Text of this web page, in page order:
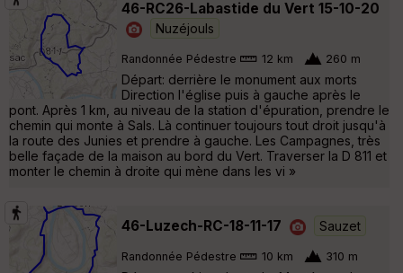
46-RC26-Labastide du Vert 15-10-20
Nuzéjouls
Randonnée Pédestre 12 km 260 m
Départ: derrière le monument aux morts
Direction l'église puis à gauche après le
pont. Après 1 km, au niveau de la station d'épuration, prendre le
chemin qui monte à Sals. Là continuer toujours tout droit jusqu'à
la route des Junies et prendre à gauche. Les Campagnes, très
belle façade de la maison au bord du Vert. Traverser la D 811 et
monter le chemin à droite qui mène dans les vi »
46-Luzech-RC-18-11-17 Sauzet
Randonnée Pédestre 10 km 310 m